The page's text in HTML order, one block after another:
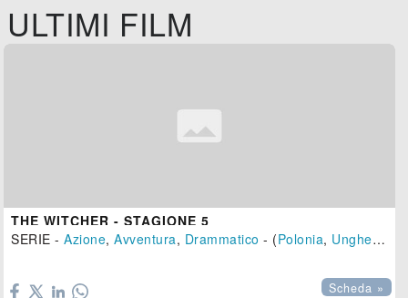
ULTIMI FILM
THE WITCHER - STAGIONE 5
SERIE -Azione,Avventura, Drammatico - (Polonia, Ungheria
Scheda »